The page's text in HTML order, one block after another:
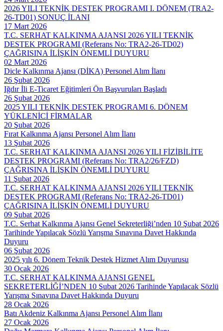
2026 YILI TEKNİK DESTEK PROGRAMI I. DÖNEM (TRA2-
26-TD01) SONUÇ İLANI
17 Mart 2026
T.C. SERHAT KALKINMA AJANSI 2026 YILI TEKNİK
DESTEK PROGRAMI (Referans No: TRA2-26-TD02)
ÇAĞRISINA İLİŞKİN ÖNEMLİ DUYURU
02 Mart 2026
Dicle Kalkınma Ajansı (DİKA) Personel Alım İlanı
26 Şubat 2026
Iğdır İli E-Ticaret Eğitimleri Ön Başvuruları Başladı
26 Şubat 2026
2025 YILI TEKNİK DESTEK PROGRAMI 6. DÖNEM
YÜKLENİCİ FİRMALAR
20 Şubat 2026
Fırat Kalkınma Ajansı Personel Alım İlanı
13 Şubat 2026
T.C. SERHAT KALKINMA AJANSI 2026 YILI FİZİBİLİTE
DESTEK PROGRAMI (Referans No: TRA2/26/FZD)
ÇAĞRISINA İLİŞKİN ÖNEMLİ DUYURU
11 Şubat 2026
T.C. SERHAT KALKINMA AJANSI 2026 YILI TEKNİK
DESTEK PROGRAMI (Referans No: TRA2-26-TD01)
ÇAĞRISINA İLİŞKİN ÖNEMLİ DUYURU
09 Şubat 2026
T.C. Serhat Kalkınma Ajansı Genel Sekreterliği’nden 10 Şubat 2026
Tarihinde Yapılacak Sözlü Yarışma Sınavına Davet Hakkında
Duyuru
06 Şubat 2026
2025 yılı 6. Dönem Teknik Destek Hizmet Alım Duyurusu
30 Ocak 2026
T.C. SERHAT KALKINMA AJANSI GENEL
SEKRETERLİĞİ’NDEN 10 Şubat 2026 Tarihinde Yapılacak Sözlü
Yarışma Sınavına Davet Hakkında Duyuru
28 Ocak 2026
Batı Akdeniz Kalkınma Ajansı Personel Alım İlanı
27 Ocak 2026